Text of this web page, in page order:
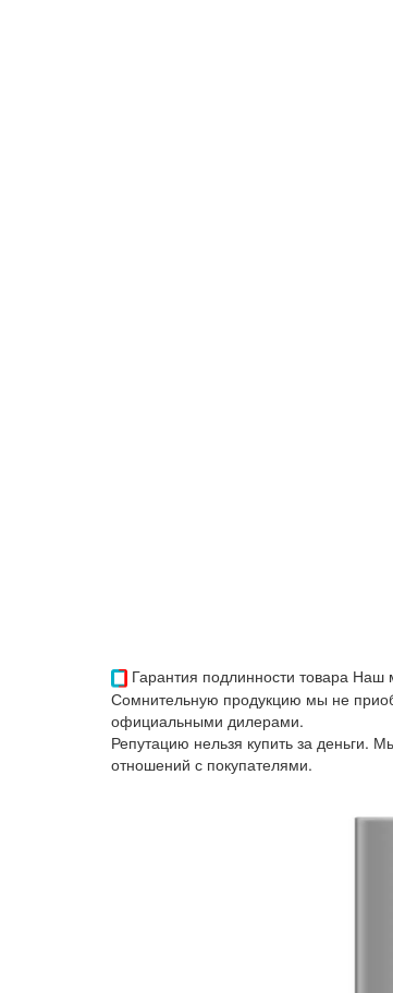
Гарантия подлинности товара Наш
Сомнительную продукцию мы не
официальными дилерами.
Репутацию нельзя купить за деньги.
отношений с покупателями.